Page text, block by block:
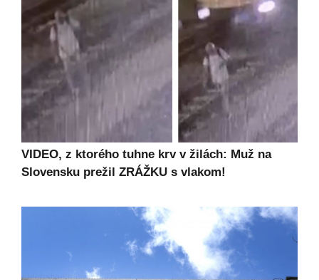
VIDEO, z ktorého tuhne krv v žilách: Muž na
Slovensku prežil ZRÁŽKU s vlakom!